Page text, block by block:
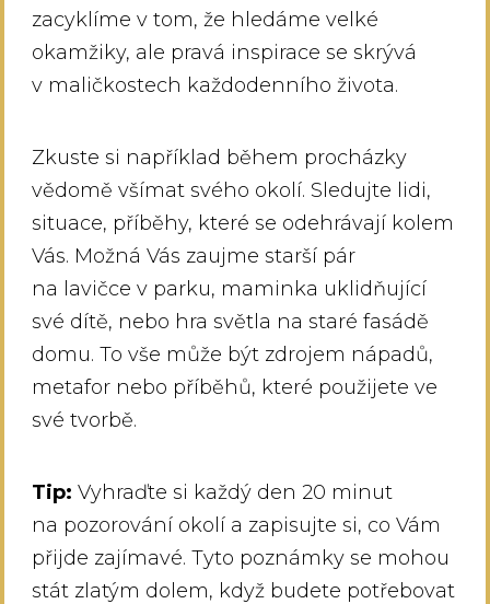
zacyklíme v tom, že hledáme velké
okamžiky, ale pravá inspirace se skrývá
v maličkostech každodenního života.
Zkuste si například během procházky
vědomě všímat svého okolí. Sledujte lidi,
situace, příběhy, které se odehrávají kolem
Vás. Možná Vás zaujme starší pár
na lavičce v parku, maminka uklidňující
své dítě, nebo hra světla na staré fasádě
domu. To vše může být zdrojem nápadů,
metafor nebo příběhů, které použijete ve
své tvorbě.
Tip: Vyhraďte si každý den 20 minut
na pozorování okolí a zapisujte si, co Vám
přijde zajímavé. Tyto poznámky se mohou
stát zlatým dolem, když budete potřebovat